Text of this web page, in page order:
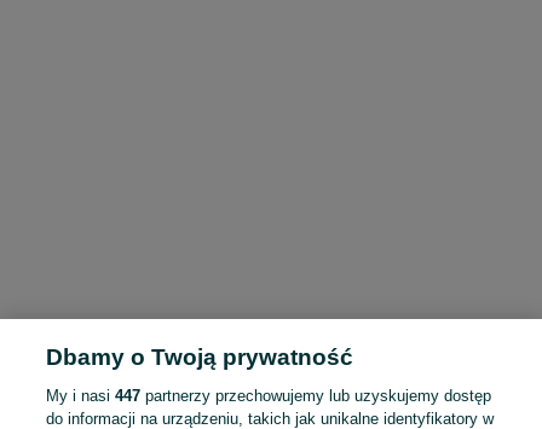
Dbamy o Twoją prywatność
My i nasi447 partnerzy przechowujemy lub uzyskujemy dostęp
do informacji na urządzeniu, takich jak unikalne identyfikatory w